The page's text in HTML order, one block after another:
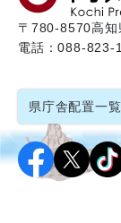
〒780-8570高知
電話：088-823-
県庁舎配置一覧